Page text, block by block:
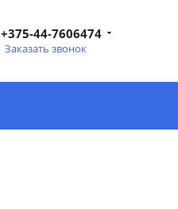
+375-44-7606474
Заказать звонок